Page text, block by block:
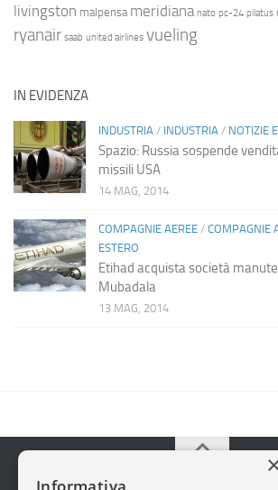
livingston malpensa meridiana nato pc-24 pilatus
ryanair saab united airlines vueling
IN EVIDENZA
INDUSTRIA / INDUSTRIA / NOTIZIE
Spazio: Russia sospende
missili USA
14 MAG, 2014
COMPAGNIE AEREE / COMPAGNIE
ESTERO
Etihad acquista società
Mubadala
13 MAG, 2014
Home